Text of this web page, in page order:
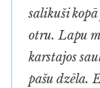
salikuši
otru. Lapu
karstajos
pašu dzēla.